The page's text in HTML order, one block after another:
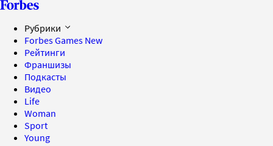
Рубрики
Forbes Games New
Рейтинги
Франшизы
Подкасты
Видео
Life
Woman
Sport
Young